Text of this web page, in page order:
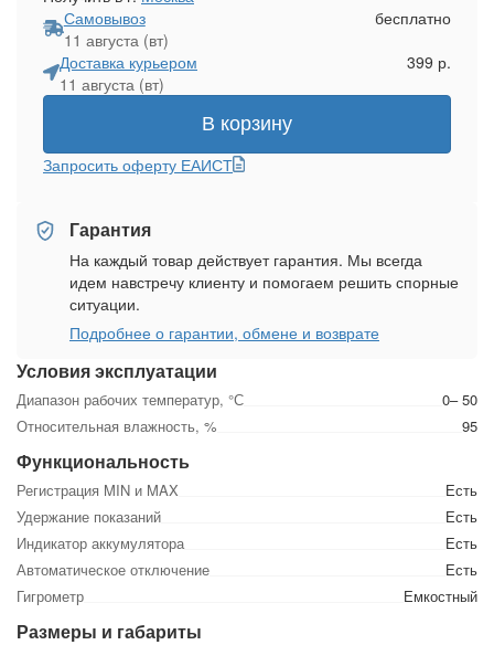
Условия эксплуатации
Диапазон рабочих температур, °С
0– 50
Относительная влажность, %
95
Функциональность
Регистрация MIN и MAX
Есть
Удержание показаний
Есть
Индикатор аккумулятора
Есть
Автоматическое отключение
Есть
Гигрометр
Емкостный
Размеры и габариты
Самовывоз
11 августа (вт)
бесплатно
Доставка курьером
11 августа (вт)
399 р.
В корзину
Запросить оферту ЕАИСТ
Гарантия
На каждый товар действует гарантия. Мы всегда
идем навстречу клиенту и помогаем решить спорные
ситуации.
Подробнее о гарантии, обмене и возврате